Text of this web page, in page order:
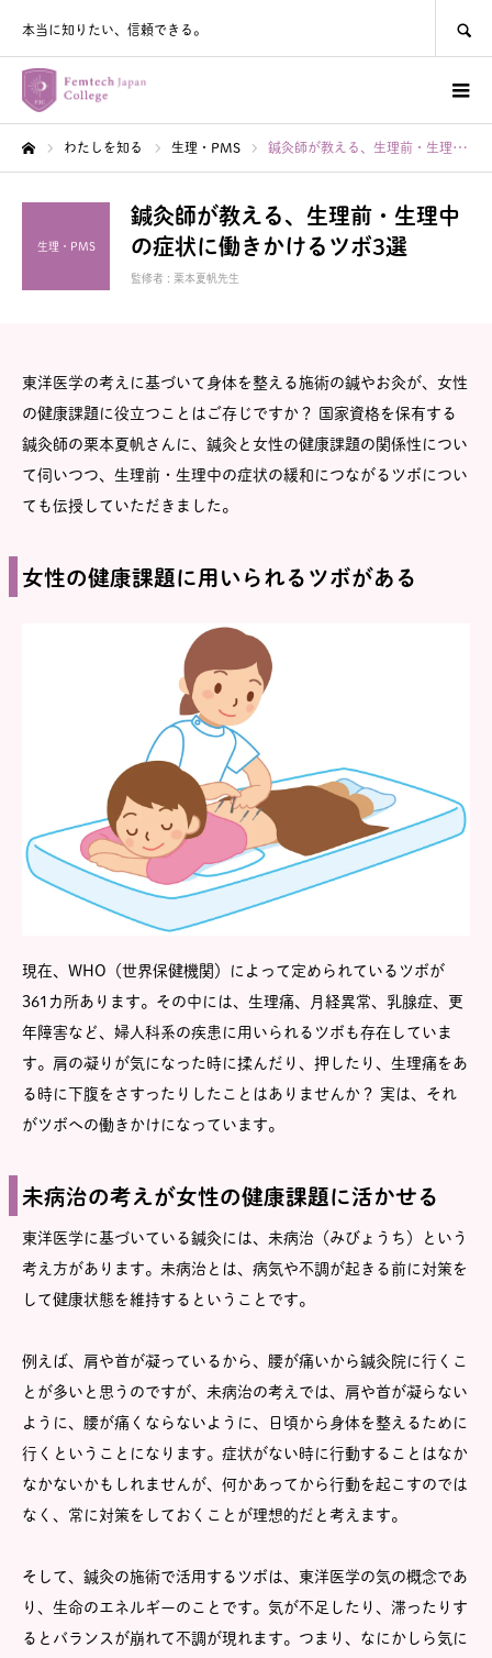
本当に知りたい、信頼できる。
わたしを知る 生理・PMS 鍼灸師が教える、生理前・生理中の症状に働きかけるツボ3選
生理・PMS
鍼灸師が教える、生理前・生理中
の症状に働きかけるツボ3選
監修者 : 栗本夏帆先生
東洋医学の考えに基づいて身体を整える施術の鍼やお灸が、女性
の健康課題に役立つことはご存じですか？ 国家資格を保有する
鍼灸師の栗本夏帆さんに、鍼灸と女性の健康課題の関係性につい
て伺いつつ、生理前・生理中の症状の緩和につながるツボについ
ても伝授していただきました。
女性の健康課題に用いられるツボがある
現在、WHO（世界保健機関）によって定められているツボが
361カ所あります。その中には、生理痛、月経異常、乳腺症、更
年障害など、婦人科系の疾患に用いられるツボも存在していま
す。肩の凝りが気になった時に揉んだり、押したり、生理痛をあ
る時に下腹をさすったりしたことはありませんか？ 実は、それ
がツボへの働きかけになっています。
未病治の考えが女性の健康課題に活かせる
東洋医学に基づいている鍼灸には、未病治（みびょうち）という
考え方があります。未病治とは、病気や不調が起きる前に対策を
して健康状態を維持するということです。
例えば、肩や首が凝っているから、腰が痛いから鍼灸院に行くこ
とが多いと思うのですが、未病治の考えでは、肩や首が凝らない
ように、腰が痛くならないように、日頃から身体を整えるために
行くということになります。症状がない時に行動することはなか
なかないかもしれませんが、何かあってから行動を起こすのでは
なく、常に対策をしておくことが理想的だと考えます。
そして、鍼灸の施術で活用するツボは、東洋医学の気の概念であ
り、生命のエネルギーのことです。気が不足したり、滞ったりす
るとバランスが崩れて不調が現れます。つまり、なにかしら気に